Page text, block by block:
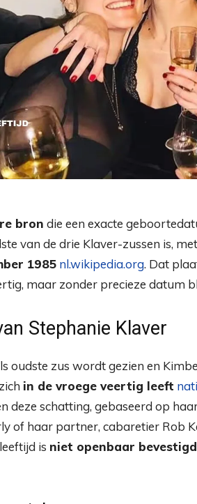
bron die een exacte
van de drie Klaver-zussen is,
1985 nl.wikipedia.org. Dat
maar zonder precieze datum
Stephanie Klaver
oudste zus wordt gezien en
in de vroege veertig leeft
deze schatting, gebaseerd op
of haar partner, cabaretier Rob
is niet openbaar bevestigd